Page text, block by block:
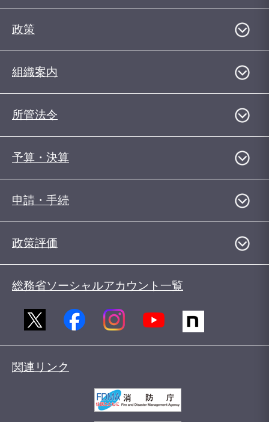
政策
組織案内
所管法令
予算・決算
申請・手続
政策評価
総務省ソーシャルアカウント一覧
関連リンク